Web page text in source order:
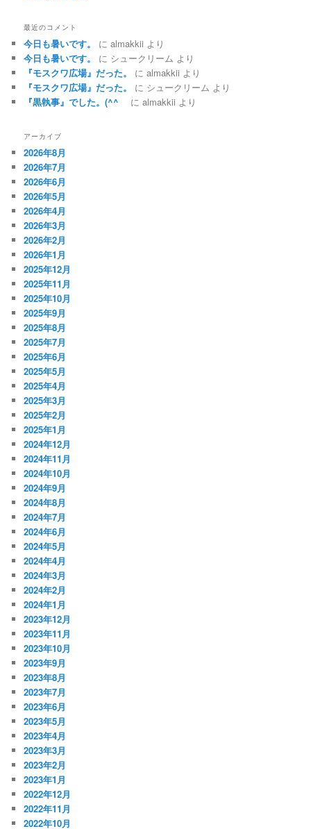
最近のコメント
今日も暑いです。 にalmakkii より
今日も暑いです。
に シュークリーム より
『モスクワ広場』だった。
にalmakkii より
『モスクワ広場』だった。
に シュークリーム より
『黒執事』でした。(^^ゞ
にalmakkii より
アーカイブ
2026年8月
2026年7月
2026年6月
2026年5月
2026年4月
2026年3月
2026年2月
2026年1月
2025年12月
2025年11月
2025年10月
2025年9月
2025年8月
2025年7月
2025年6月
2025年5月
2025年4月
2025年3月
2025年2月
2025年1月
2024年12月
2024年11月
2024年10月
2024年9月
2024年8月
2024年7月
2024年6月
2024年5月
2024年4月
2024年3月
2024年2月
2024年1月
2023年12月
2023年11月
2023年10月
2023年9月
2023年8月
2023年7月
2023年6月
2023年5月
2023年4月
2023年3月
2023年2月
2023年1月
2022年12月
2022年11月
2022年10月